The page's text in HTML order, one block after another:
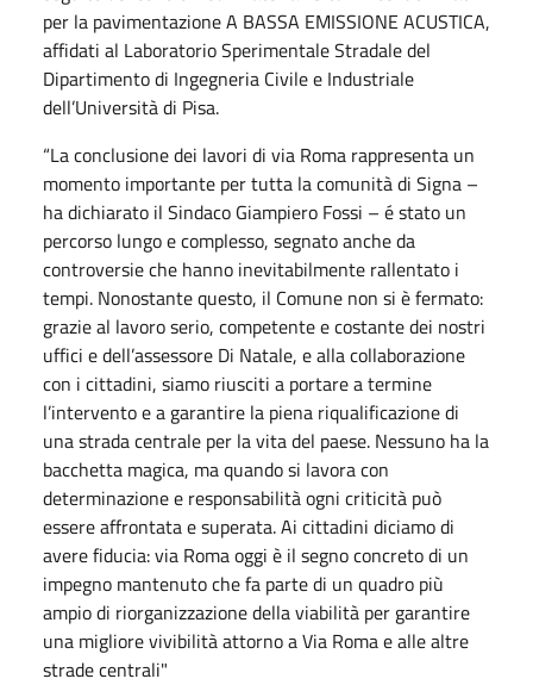
per la pavimentazione A BASSA EMISSIONE ACUSTICA,
affidati al Laboratorio Sperimentale Stradale del
Dipartimento di Ingegneria Civile e Industriale
dell’Università di Pisa.
“La conclusione dei lavori di via Roma rappresenta un
momento importante per tutta la comunità di Signa –
ha dichiarato il Sindaco Giampiero Fossi – é stato un
percorso lungo e complesso, segnato anche da
controversie che hanno inevitabilmente rallentato i
tempi. Nonostante questo, il Comune non si è fermato:
grazie al lavoro serio, competente e costante dei nostri
uffici e dell’assessore Di Natale, e alla collaborazione
con i cittadini, siamo riusciti a portare a termine
l’intervento e a garantire la piena riqualificazione di
una strada centrale per la vita del paese. Nessuno ha la
bacchetta magica, ma quando si lavora con
determinazione e responsabilità ogni criticità può
essere affrontata e superata. Ai cittadini diciamo di
avere fiducia: via Roma oggi è il segno concreto di un
impegno mantenuto che fa parte di un quadro più
ampio di riorganizzazione della viabilità per garantire
una migliore vivibilità attorno a Via Roma e alle altre
strade centrali"